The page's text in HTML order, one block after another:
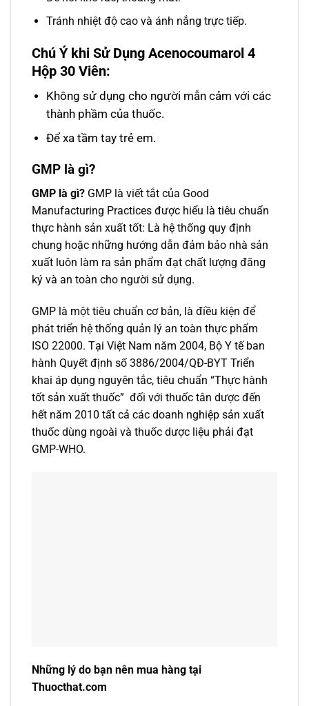
Tránh nhiệt độ cao và ánh nắng trực tiếp.
Chú Ý khi Sử Dụng Acenocoumarol 4
Hộp 30 Viên:
Không sử dụng cho người mẫn cảm với các
thành phầm của thuốc.
Để xa tầm tay trẻ em.
GMP là gì?
GMP là gì? GMP là viết tắt của Good
Manufacturing Practices được hiểu là tiêu chuẩn
thực hành sản xuất tốt: Là hệ thống quy định
chung hoặc những hướng dẫn đảm bảo nhà sản
xuất luôn làm ra sản phẩm đạt chất lượng đăng
ký và an toàn cho người sử dụng.
GMP là một tiêu chuẩn cơ bản, là điều kiện để
phát triển hệ thống quản lý an toàn thực phẩm
ISO 22000. Tại Việt Nam năm 2004, Bộ Y tế ban
hành Quyết định số 3886/2004/QĐ-BYT Triển
khai áp dụng nguyên tắc, tiêu chuẩn “Thực hành
tốt sản xuất thuốc” đối với thuốc tân dược đến
hết năm 2010 tất cả các doanh nghiệp sản xuất
thuốc dùng ngoài và thuốc dược liệu phải đạt
GMP-WHO.
Những lý do bạn nên mua hàng tại
Thuocthat.com